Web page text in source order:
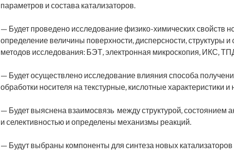
параметров и состава катализаторов.
— Будет проведено исследование физико-химических свойств
определение величины поверхности, дисперсности, структуры
методов исследования: БЭТ, электронная микроскопия, ИКС,
— Будет осуществлено исследование влияния способа
обработки носителя на текстурные, кислотные характеристики и
— Будет выяснена взаимосвязь между структурой, состоянием
и селективностью и определены механизмы реакций.
— Будут выбраны компоненты для синтеза новых катализаторов